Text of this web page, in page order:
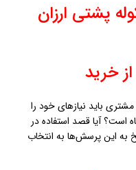
پشتی ارزان
خرید
مشتری باید نیازهای خود را
است؟ آیا قصد استفاده در
به این پرسش‌ها به انتخاب